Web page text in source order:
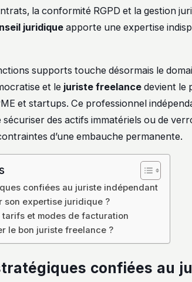
la conformité RGPD et la gestion
juridiqueapporte une expertise
supports touche désormais le
et le juriste freelance devient le
et startups. Ce professionnel
des actifs immatériels ou de
d’une embauche permanente.
confiées au juriste indépendant
son expertise juridique ?
tarifs et modes de facturation
le bon juriste freelance ?
confiées au